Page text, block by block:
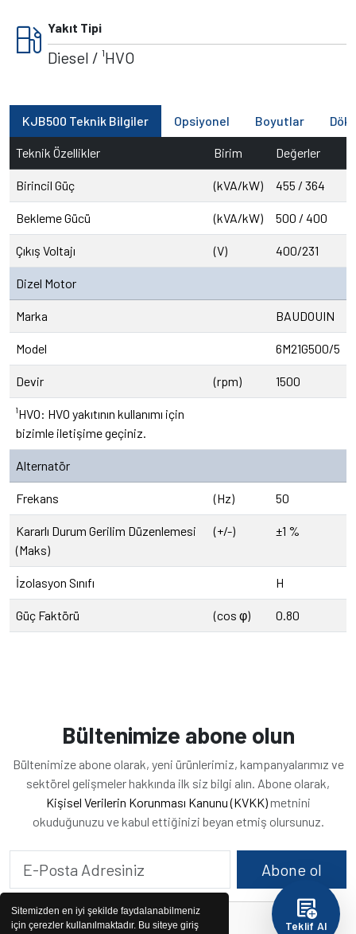
Sitemizden en iyi şekilde faydalanabilmeniz
için çerezler kullanılmaktadır. Bu siteye giriş
local_gas_station Yakıt Tipi
Diesel / ¹HVO
KJB500 Teknik Bilgiler Opsiyonel Boyutlar
Teknik Özellikler Birim Değerler
Birincil Güç (kVA/kW) 455 / 364
Bekleme Gücü (kVA/kW) 500 / 400
Çıkış Voltajı (V) 400/231
Dizel Motor
Marka BAUDOUIN
Model 6M21G500/5
Devir (rpm) 1500
¹HVO: HVO yakıtının kullanımı için
bizimle iletişime geçiniz.
Alternatör
Frekans (Hz) 50
Kararlı Durum Gerilim Düzenlemesi
(Maks)
(+/-) ±1 %
İzolasyon Sınıfı H
Güç Faktörü (cos φ) 0.80
add_notes
Teklif Al
Bültenimize abone olun
Bültenimize abone olarak, yeni ürünlerimiz, kampanyalarımız ve
sektörel gelişmeler hakkında ilk siz bilgi alın. Abone olarak,
Kişisel Verilerin Korunması Kanunu (KVKK)metnini
okuduğunuzu ve kabul ettiğinizi beyan etmiş olursunuz.
Abone ol